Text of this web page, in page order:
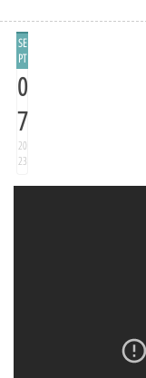
SE
PT
0
7
20
23